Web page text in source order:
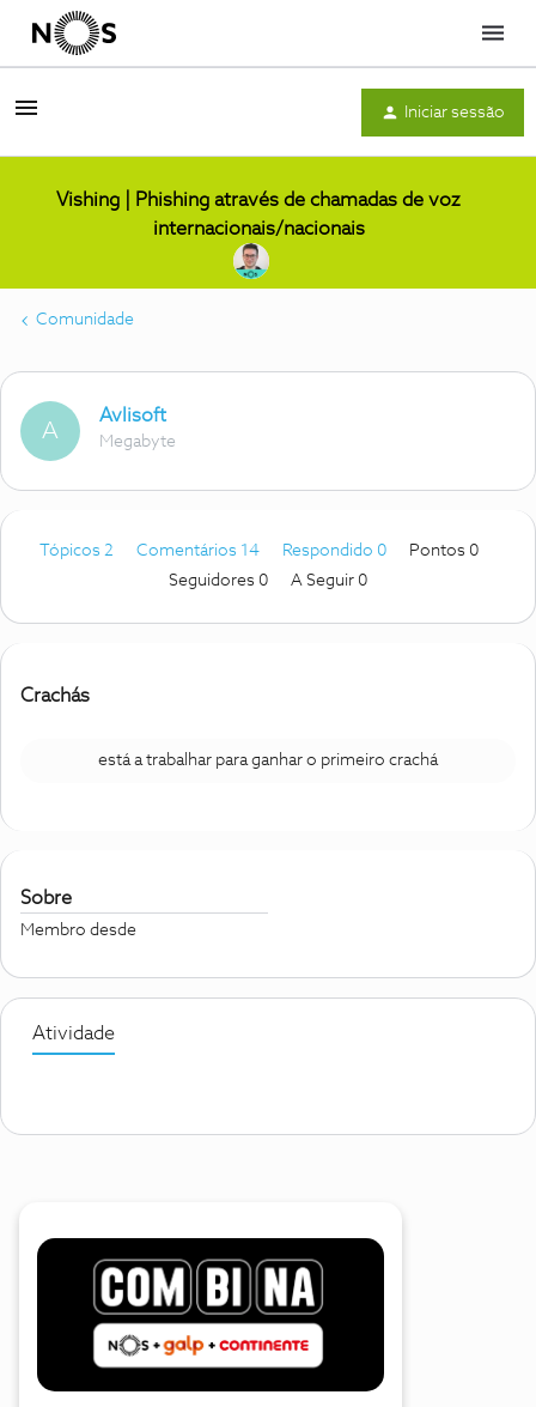
Menu
Iniciar sessão
Vishing | Phishing através de chamadas de voz
internacionais/nacionais
Comunidade
A
Avlisoft
Megabyte
Tópicos 2 Comentários 14 Respondido 0
Pontos 0
Seguidores 0 A Seguir 0
Crachás
está a trabalhar para ganhar o primeiro crachá
Sobre
Membro desde
Atividade